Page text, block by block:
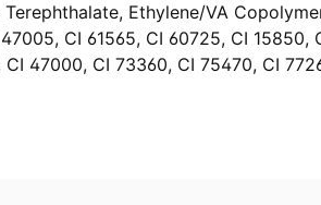
Ethylene/VA
CI 61565, CI 60725, CI 15850,
47000, CI 73360, CI 75470, CI